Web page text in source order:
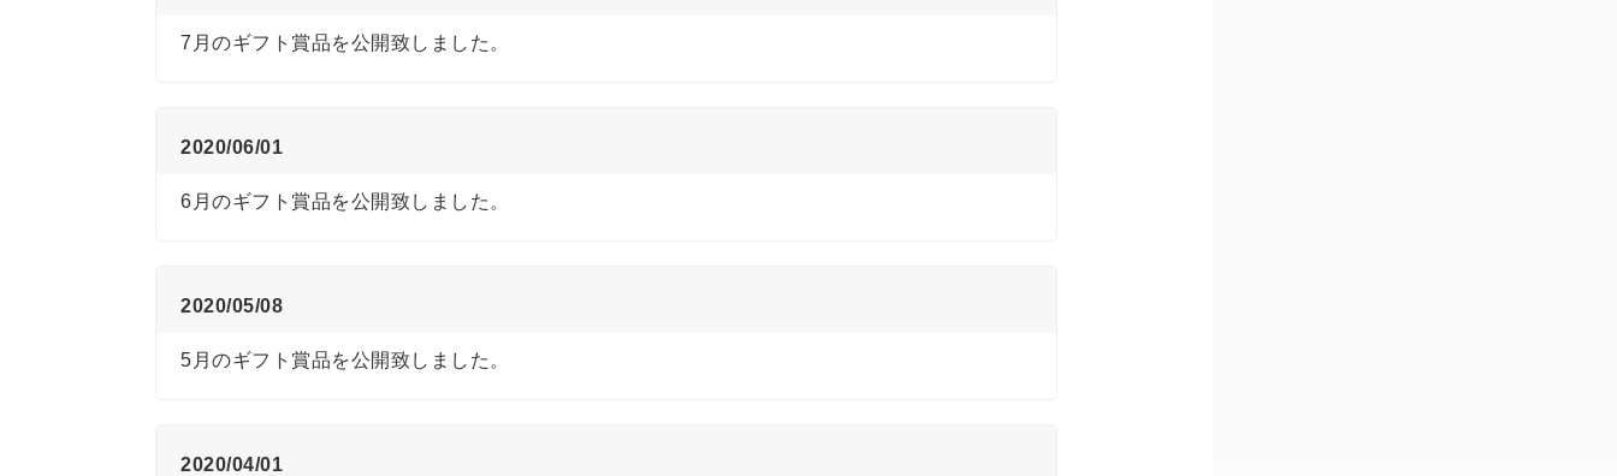
7月のギフト賞品を公開致しました。
2020/06/01
6月のギフト賞品を公開致しました。
2020/05/08
5月のギフト賞品を公開致しました。
2020/04/01